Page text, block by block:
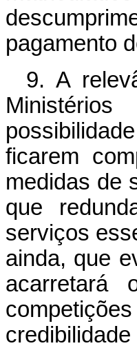
pagamento
9. A
ficarem
medidas de
que
serviços
ainda, que
acarretará